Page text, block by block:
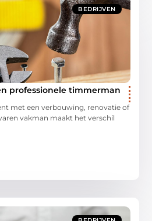
BEDRIJVEN
professionele timmerman
met een verbouwing, renovatie of
vakman maakt het verschil